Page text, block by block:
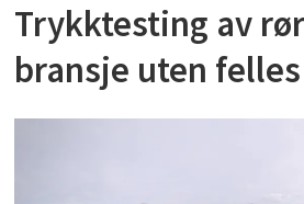
Trykktesting av
bransje uten